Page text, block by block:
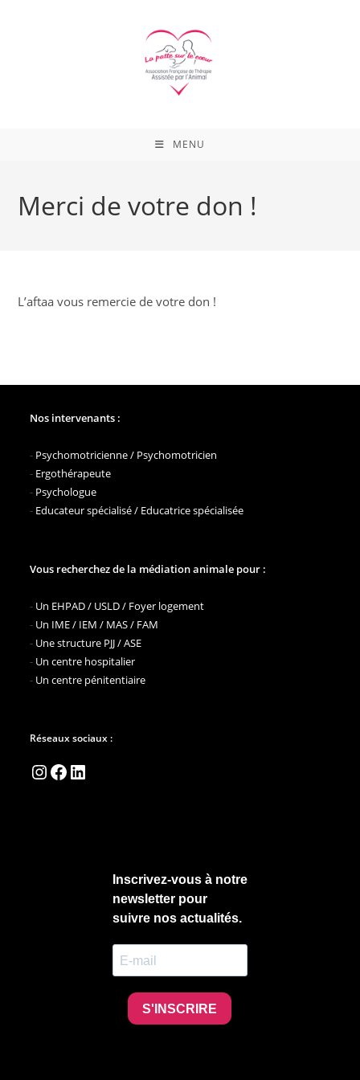
MENU
Merci de votre don !
L’aftaa vous remercie de votre don !
Nos intervenants :
- Psychomotricienne / Psychomotricien
- Ergothérapeute
- Psychologue
- Educateur spécialisé / Educatrice spécialisée
Vous recherchez de la médiation animale pour :
- Un EHPAD / USLD / Foyer logement
- Un IME / IEM / MAS / FAM
- Une structure PJJ / ASE
- Un centre hospitalier
- Un centre pénitentiaire
Réseaux sociaux :
Instagram
Facebook
LinkedIn